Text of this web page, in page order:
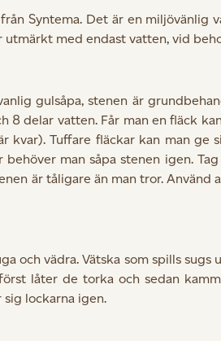
Syntema. Det är en
utmärkt med endast vatten, vid
gulsåpa, stenen är
8 delar vatten. Får man en fläck
kvar). Tuffare fläckar kan man
behöver man såpa stenen igen.
är tåligare än man tror.
och vädra. Vätska som spills
låter de torka och sedan
sig lockarna igen.